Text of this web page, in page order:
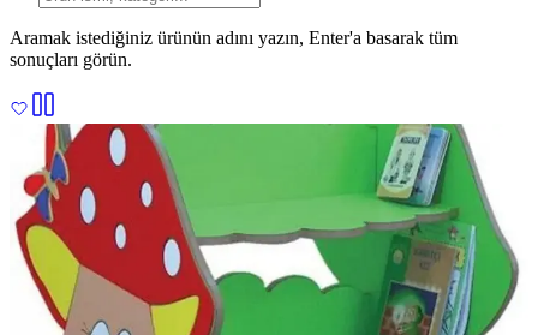
Aramak istediğiniz ürünün adını yazın, Enter'a basarak tüm
sonuçları görün.